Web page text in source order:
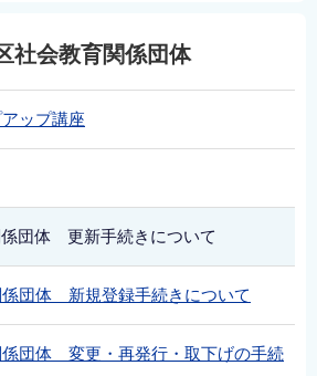
社会教育関係団体
ップ講座
団体 更新手続きについて
係団体 新規登録手続きについて
係団体 変更・再発行・取下げの手続